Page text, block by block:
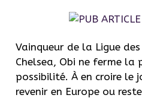
Vainqueur de la Ligue
Chelsea, Obi ne ferme la
possibilité. À en croire le
revenir en Europe ou